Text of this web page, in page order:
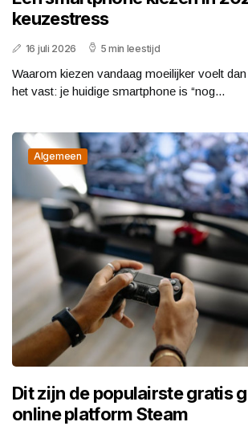
keuzestress
16 juli 2026 5 min leestijd
Waarom kiezen vandaag moeilijker voelt
het vast: je huidige smartphone is “nog...
Algemeen
Dit zijn de populairste gratis
online platform Steam